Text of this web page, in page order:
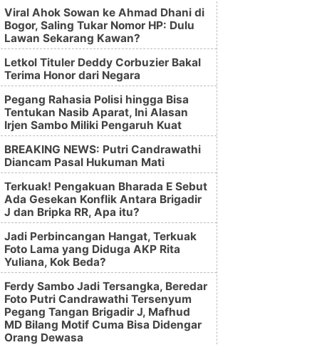
Viral Ahok Sowan ke Ahmad Dhani di
Bogor, Saling Tukar Nomor HP: Dulu
Lawan Sekarang Kawan?
Letkol Tituler Deddy Corbuzier Bakal
Terima Honor dari Negara
Pegang Rahasia Polisi hingga Bisa
Tentukan Nasib Aparat, Ini Alasan
Irjen Sambo Miliki Pengaruh Kuat
BREAKING NEWS: Putri Candrawathi
Diancam Pasal Hukuman Mati
Terkuak! Pengakuan Bharada E Sebut
Ada Gesekan Konflik Antara Brigadir
J dan Bripka RR, Apa itu?
Jadi Perbincangan Hangat, Terkuak
Foto Lama yang Diduga AKP Rita
Yuliana, Kok Beda?
Ferdy Sambo Jadi Tersangka, Beredar
Foto Putri Candrawathi Tersenyum
Pegang Tangan Brigadir J, Mafhud
MD Bilang Motif Cuma Bisa Didengar
Orang Dewasa